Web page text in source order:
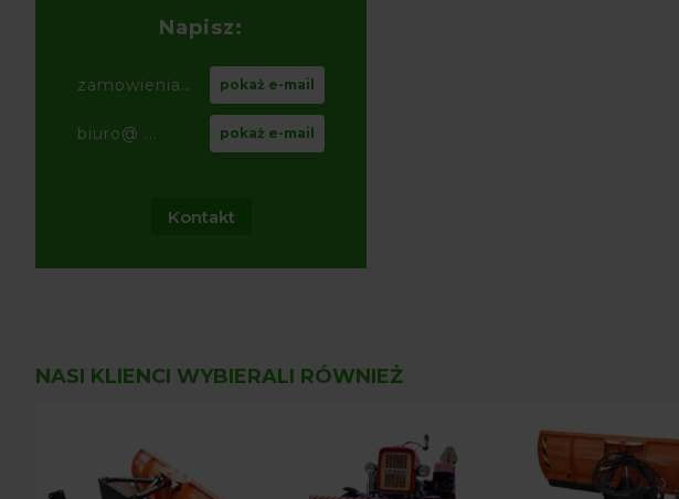
Napisz:
zamowienia@ ... pokaż e-mail
biuro@ ... pokaż e-mail
Kontakt
NASI KLIENCI WYBIERALI RÓWNIEŻ